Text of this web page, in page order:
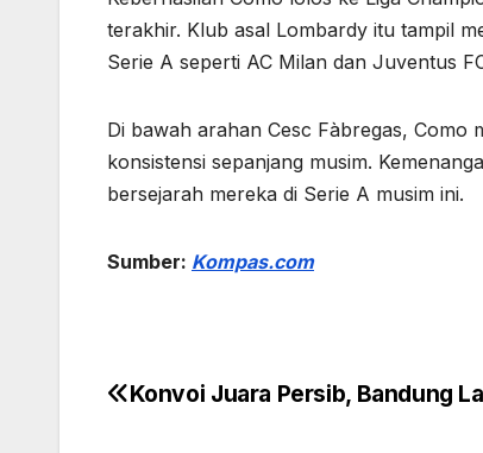
terakhir. Klub asal Lombardy itu tampil
Serie A seperti AC Milan dan Juventus
Di bawah arahan Cesc Fàbregas,
konsistensi sepanjang musim.
bersejarah mereka di Serie A musim ini.
Sumber: Kompas.com
Navigasi
Konvoi Juara Persib, Bandung